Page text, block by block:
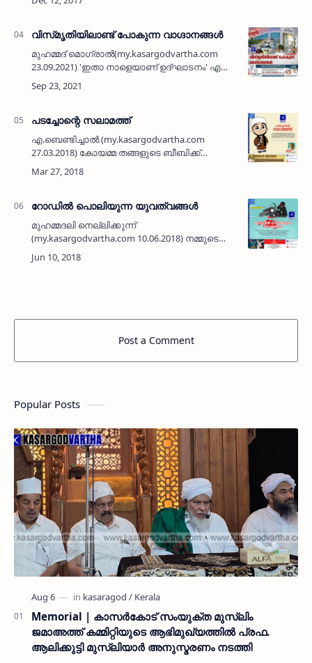
നാട്ടുകാര്‍ വിളിക്കാറ്. ഇത് ഓമനപ്പേരോ,
വിസ്‌മൃതിയിലാണ്ട് പോകുന്ന വാഗ്ദാനങ്ങൾ
മുഹമ്മദ് മൊഗ്രാൽ(my.kasargodvartha.com
23.09.2021) 'ഇതാ നാളെയാണ് ഉദ്‌ഘാടനം' എന്ന
കോംപ്ലക്സ്ന്റെ പണി എവിടെ വരെ എത്തി എന്ന്
പടച്ചോന്റെ സലാമത്ത്
എ.ബെണ്ടിച്ചാല്‍ (my.kasargodvartha.com
27.03.2018) കോയമ്മ തങ്ങളുടെ ബീബിക്ക്
പോലെ വാര്‍ത്ത പടര്‍ന്നു. അയല്‍വാസികളും,
റോഡില്‍ പൊലിയുന്ന യുവത്വങ്ങള്‍
മുഹമ്മദലി നെല്ലിക്കുന്ന്
(my.kasargodvartha.com 10.06.2018) നമ്മുടെ
പോയിരിക്കുന്നു. നടു റോഡില്‍ പൊലിഞ്ഞു
Post a Comment
Popular Posts
Memorial | കാസർകോട് സംയുക്ത മുസ്ലിം
ജമാഅത്ത് കമ്മിറ്റിയുടെ ആഭിമുഖ്യത്തിൽ പ്രഫ.
ആലിക്കുട്ടി മുസ്ലിയാർ അനുസ്മരണം നടത്തി